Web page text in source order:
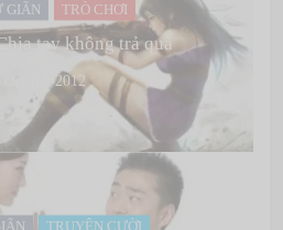
GIÃN TRÒ CHƠI
tay không trả quà
Oct 03, 2012
TRUYỆN CƯỜI